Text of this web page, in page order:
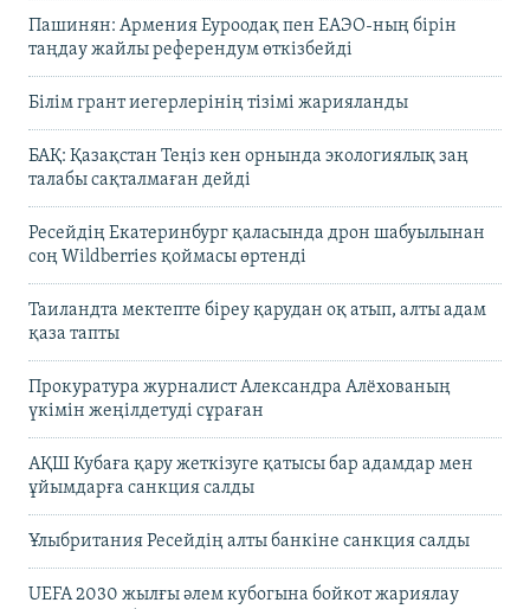
Пашинян: Армения Еуроодақ пен ЕАЭО-ның бірін
таңдау жайлы референдум өткізбейді
Білім грант иегерлерінің тізімі жарияланды
БАҚ: Қазақстан Теңіз кен орнында экологиялық заң
талабы сақталмаған дейді
Ресейдің Екатеринбург қаласында дрон шабуылынан
соң Wildberries қоймасы өртенді
Таиландта мектепте біреу қарудан оқ атып, алты адам
қаза тапты
Прокуратура журналист Александра Алёхованың
үкімін жеңілдетуді сұраған
АҚШ Кубаға қару жеткізуге қатысы бар адамдар мен
ұйымдарға санкция салды
Ұлыбритания Ресейдің алты банкіне санкция салды
UEFA 2030 жылғы әлем кубогына бойкот жариялау